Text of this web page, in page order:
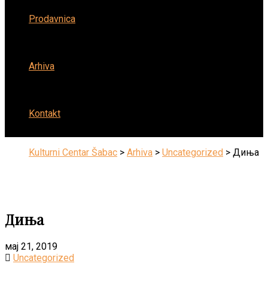
Prodavnica
Arhiva
Kontakt
Kulturni Centar Šabac > Arhiva > Uncategorized > Диња
Диња
мај 21, 2019
Uncategorized